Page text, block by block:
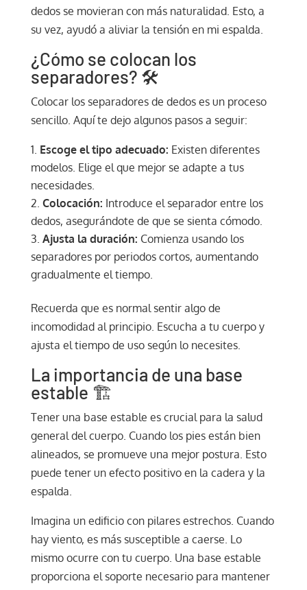
dedos se movieran con más naturalidad. Esto, a
su vez, ayudó a aliviar la tensión en mi espalda.
¿Cómo se colocan los
separadores? 🛠️
Colocar los separadores de dedos es un proceso
sencillo. Aquí te dejo algunos pasos a seguir:
Escoge el tipo adecuado: Existen diferentes
modelos. Elige el que mejor se adapte a tus
necesidades.
Colocación: Introduce el separador entre los
dedos, asegurándote de que se sienta cómodo.
Ajusta la duración: Comienza usando los
separadores por periodos cortos, aumentando
gradualmente el tiempo.
Recuerda que es normal sentir algo de
incomodidad al principio. Escucha a tu cuerpo y
ajusta el tiempo de uso según lo necesites.
La importancia de una base
estable 🏗️
Tener una base estable es crucial para la salud
general del cuerpo. Cuando los pies están bien
alineados, se promueve una mejor postura. Esto
puede tener un efecto positivo en la cadera y la
espalda.
Imagina un edificio con pilares estrechos. Cuando
hay viento, es más susceptible a caerse. Lo
mismo ocurre con tu cuerpo. Una base estable
proporciona el soporte necesario para mantener